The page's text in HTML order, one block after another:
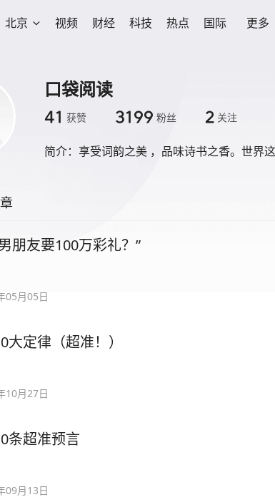
北京 视频 财经 科技 热点 国际 更多
口袋阅读
41 获赞 3199 粉丝 2 关注
简介： 享受词韵之美 ，品味诗书之香。世界
朋友要100万彩礼？”
05月05日
大定律（超准！）
10月27日
条超准预言
09月13日